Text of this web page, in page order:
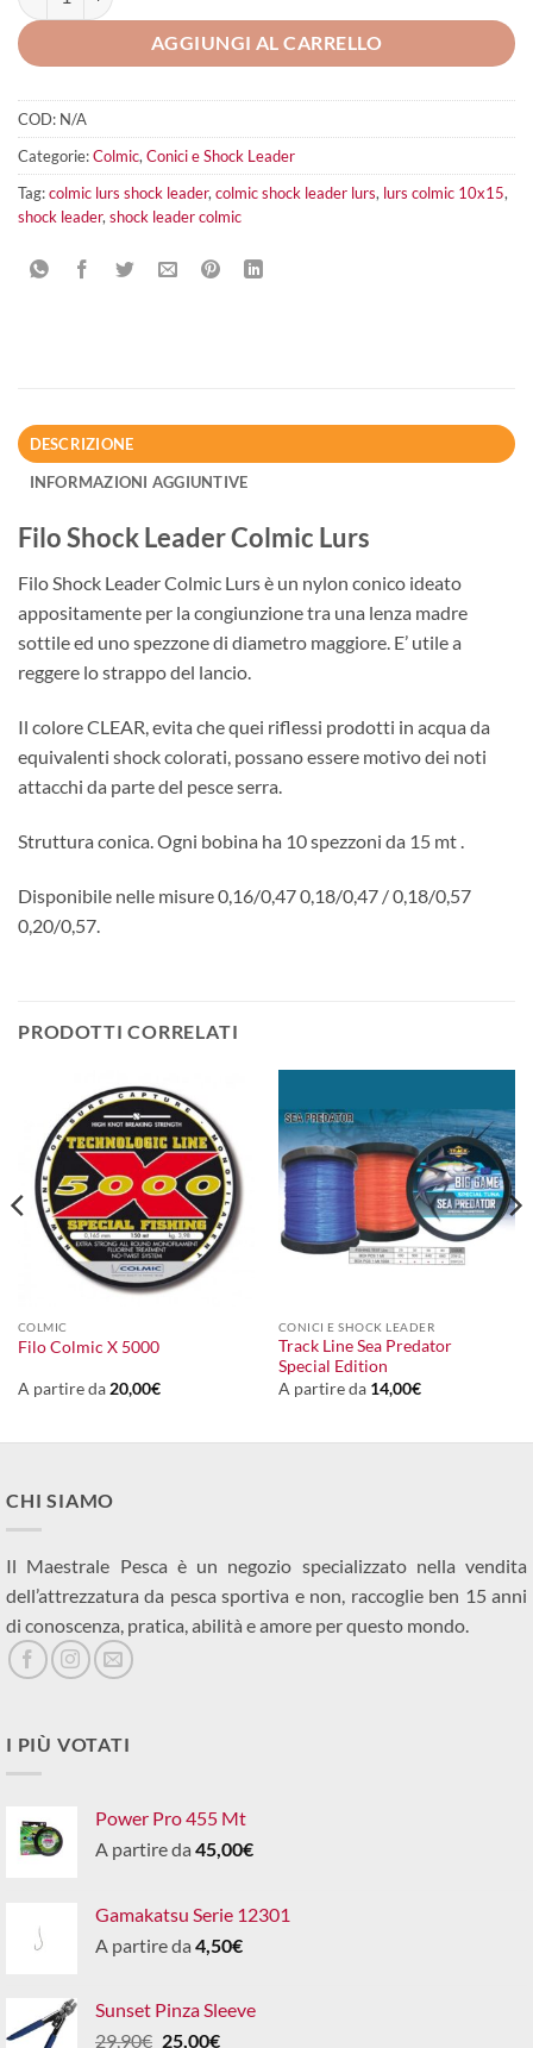
AGGIUNGI AL CARRELLO
COD: N/A
Categorie:Colmic,Conici e Shock Leader
Tag:colmic lurs shock leader,colmic shock leader lurs, lurs colmic 10x15,
shock leader,shock leader colmic
DESCRIZIONE
INFORMAZIONI AGGIUNTIVE
Filo Shock Leader Colmic Lurs
Filo Shock Leader Colmic Lurs è un nylon conico ideato
appositamente per la congiunzione tra una lenza madre
sottile ed uno spezzone di diametro maggiore. E’ utile a
reggere lo strappo del lancio.
Il colore CLEAR, evita che quei riflessi prodotti in acqua da
equivalenti shock colorati, possano essere motivo dei noti
attacchi da parte del pesce serra.
Struttura conica. Ogni bobina ha 10 spezzoni da 15 mt .
Disponibile nelle misure 0,16/0,47 0,18/0,47 / 0,18/0,57
0,20/0,57.
PRODOTTI CORRELATI
COLMIC
Filo Colmic X 5000
A partire da 20,00€
CONICI E SHOCK LEADER
Track Line Sea Predator
Special Edition
A partire da 14,00€
CHI SIAMO
Il Maestrale Pesca è un negozio specializzato nella vendita
dell’attrezzatura da pesca sportiva e non, raccoglie ben 15 anni
di conoscenza, pratica, abilità e amore per questo mondo.
I PIÙ VOTATI
Power Pro 455 Mt
A partire da 45,00€
Gamakatsu Serie 12301
A partire da 4,50€
Sunset Pinza Sleeve
29,90€ Il
25,00€Il